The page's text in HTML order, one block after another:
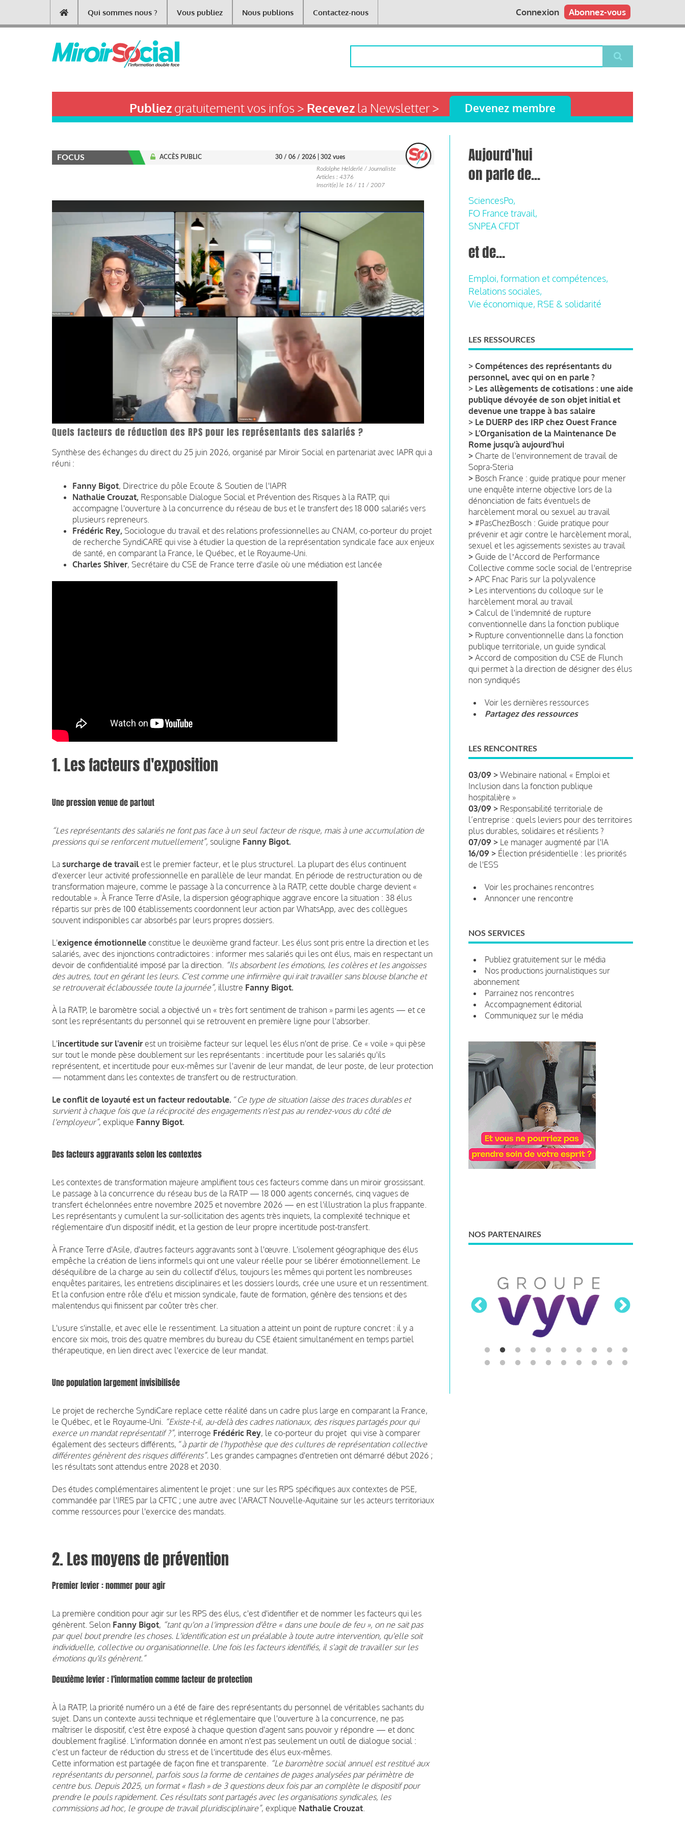
contenu
Main
navigation
Qui sommes nous ? Vous publiez Nous publions Contactez-nous Abonnez-vous
Connexion
Publiezgratuitement vos infos > Recevezla Newsletter > Devenez membre
FOCUS ACCÈS PUBLIC 30 / 06 / 2026
| 302 vues
Rodolphe Helderlé / Journaliste
Articles : 4376
Inscrit(e) le 16 / 11 / 2007
Quels facteurs de réduction des RPS pour les représentants des salariés ?
Synthèse des échanges du direct du 25 juin 2026, organisé par Miroir Social en partenariat avec IAPR qui a
réuni :
Fanny Bigot, Directrice du pôle Ecoute & Soutien de l'IAPR
Nathalie Crouzat, Responsable Dialogue Social et Prévention des Risques à la RATP, qui
accompagne l'ouverture à la concurrence du réseau de bus et le transfert des 18 000 salariés vers
plusieurs repreneurs.
Frédéric Rey, Sociologue du travail et des relations professionnelles au CNAM, co-porteur du projet
de recherche SyndiCARE qui vise à étudier la question de la représentation syndicale face aux enjeux
de santé, en comparant la France, le Québec, et le Royaume-Uni.
Charles Shiver, Secrétaire du CSE de France terre d'asile où une médiation est lancée
1. Les facteurs d'exposition
Une pression venue de partout
“Les représentants des salariés ne font pas face à un seul facteur de risque, mais à une accumulation de
pressions qui se renforcent mutuellement”, souligne Fanny Bigot.
La surcharge de travailest le premier facteur, et le plus structurel. La plupart des élus continuent
d'exercer leur activité professionnelle en parallèle de leur mandat. En période de restructuration ou de
transformation majeure, comme le passage à la concurrence à la RATP, cette double charge devient «
redoutable ». À France Terre d'Asile, la dispersion géographique aggrave encore la situation : 38 élus
répartis sur près de 100 établissements coordonnent leur action par WhatsApp, avec des collègues
souvent indisponibles car absorbés par leurs propres dossiers.
L'exigence émotionnelle constitue le deuxième grand facteur. Les élus sont pris entre la direction et les
salariés, avec des injonctions contradictoires : informer mes salariés qui les ont élus, mais en respectant un
devoir de confidentialité imposé par la direction. “Ils absorbent les émotions, les colères et les angoisses
des autres, tout en gérant les leurs. C'est comme une infirmière qui irait travailler sans blouse blanche et
se retrouverait éclaboussée toute la journée”, illustre Fanny Bigot.
À la RATP, le baromètre social a objectivé un « très fort sentiment de trahison » parmi les agents — et ce
sont les représentants du personnel qui se retrouvent en première ligne pour l'absorber.
L'incertitude sur l'avenir est un troisième facteur sur lequel les élus n'ont de prise. Ce « voile » qui pèse
sur tout le monde pèse doublement sur les représentants : incertitude pour les salariés qu'ils
représentent, et incertitude pour eux-mêmes sur l'avenir de leur mandat, de leur poste, de leur protection
— notamment dans les contextes de transfert ou de restructuration.
Le conflit de loyauté est un facteur redoutable. “Ce type de situation laisse des traces durables et
survient à chaque fois que la réciprocité des engagements n'est pas au rendez-vous du côté de
l'employeur”, explique Fanny Bigot.
Des facteurs aggravants selon les contextes
Les contextes de transformation majeure amplifient tous ces facteurs comme dans un miroir grossissant.
Le passage à la concurrence du réseau bus de la RATP — 18 000 agents concernés, cinq vagues de
transfert échelonnées entre novembre 2025 et novembre 2026 — en est l'illustration la plus frappante.
Les représentants y cumulent la sur-sollicitation des agents très inquiets, la complexité technique et
réglementaire d'un dispositif inédit, et la gestion de leur propre incertitude post-transfert.
À France Terre d'Asile, d'autres facteurs aggravants sont à l'œuvre. L'isolement géographique des élus
empêche la création de liens informels qui ont une valeur réelle pour se libérer émotionnellement. Le
déséquilibre de la charge au sein du collectif d'élus, toujours les mêmes qui portent les nombreuses
enquêtes paritaires, les entretiens disciplinaires et les dossiers lourds, crée une usure et un ressentiment.
Et la confusion entre rôle d'élu et mission syndicale, faute de formation, génère des tensions et des
malentendus qui finissent par coûter très cher.
L'usure s'installe, et avec elle le ressentiment. La situation a atteint un point de rupture concret : il y a
encore six mois, trois des quatre membres du bureau du CSE étaient simultanément en temps partiel
thérapeutique, en lien direct avec l'exercice de leur mandat.
Une population largement invisibilisée
Le projet de recherche SyndiCare replace cette réalité dans un cadre plus large en comparant la France,
le Québec, et le Royaume-Uni. “Existe-t-il, au-delà des cadres nationaux, des risques partagés pour qui
exerce un mandat représentatif ?”, interroge Frédéric Rey, le co-porteur du projet qui vise à comparer
également des secteurs différents, “à partir de l'hypothèse que des cultures de représentation collective
différentes génèrent des risques différents”. Les grandes campagnes d'entretien ont démarré début 2026 ;
les résultats sont attendus entre 2028 et 2030.
Des études complémentaires alimentent le projet : une sur les RPS spécifiques aux contextes de PSE,
commandée par l'IRES par la CFTC ; une autre avec l'ARACT Nouvelle-Aquitaine sur les acteurs territoriaux
comme ressources pour l'exercice des mandats.
2. Les moyens de prévention
Premier levier : nommer pour agir
La première condition pour agir sur les RPS des élus, c'est d'identifier et de nommer les facteurs qui les
génèrent. Selon Fanny Bigot, “tant qu'on a l'impression d'être « dans une boule de feu », on ne sait pas
par quel bout prendre les choses. L'identification est un préalable à toute autre intervention, qu'elle soit
individuelle, collective ou organisationnelle. Une fois les facteurs identifiés, il s'agit de travailler sur les
émotions qu'ils génèrent.”
Deuxième levier : l'information comme facteur de protection
À la RATP, la priorité numéro un a été de faire des représentants du personnel de véritables sachants du
sujet. Dans un contexte aussi technique et réglementaire que l'ouverture à la concurrence, ne pas
maîtriser le dispositif, c'est être exposé à chaque question d'agent sans pouvoir y répondre — et donc
doublement fragilisé. L'information donnée en amont n'est pas seulement un outil de dialogue social :
c'est un facteur de réduction du stress et de l'incertitude des élus eux-mêmes.
Cette information est partagée de façon fine et transparente. “Le baromètre social annuel est restitué aux
représentants du personnel, parfois sous la forme de centaines de pages analysées par périmètre de
centre bus. Depuis 2025, un format « flash » de 3 questions deux fois par an complète le dispositif pour
prendre le pouls rapidement. Ces résultats sont partagés avec les organisations syndicales, les
commissions ad hoc, le groupe de travail pluridisciplinaire”, explique Nathalie Crouzat
Aujourd'hui
on parle de...
SciencesPo,
FO France travail,
SNPEA CFDT
et de...
Emploi, formation et compétences,
Relations sociales,
Vie économique, RSE & solidarité
LES RESSOURCES
> Compétences des représentants du
personnel, avec qui on en parle ?
> Les allègements de cotisations : une aide
publique dévoyée de son objet initial et
devenue une trappe à bas salaire
> Le DUERP des IRP chez Ouest France
> L’Organisation de la Maintenance De
Rome jusqu’à aujourd’hui
> Charte de l'environnement de travail de
Sopra-Steria
> Bosch France : guide pratique pour mener
une enquête interne objective lors de la
dénonciation de faits éventuels de
harcèlement moral ou sexuel au travail
> #PasChezBosch : Guide pratique pour
prévenir et agir contre le harcèlement moral,
sexuel et les agissements sexistes au travail
> Guide de lʼAccord de Performance
Collective comme socle social de l'entreprise
> APC Fnac Paris sur la polyvalence
> Les interventions du colloque sur le
harcèlement moral au travail
> Calcul de l'indemnité de rupture
conventionnelle dans la fonction publique
> Rupture conventionnelle dans la fonction
publique territoriale, un guide syndical
> Accord de composition du CSE de Flunch
qui permet à la direction de désigner des élus
non syndiqués
Voir les dernières ressources
Partagez des ressources
LES RENCONTRES
03/09 > Webinaire national « Emploi et
Inclusion dans la fonction publique
hospitalière »
03/09 > Responsabilité territoriale de
l’entreprise : quels leviers pour des territoires
plus durables, solidaires et résilients ?
07/09 > Le manager augmenté par l'IA
16/09 > Élection présidentielle : les priorités
de l'ESS
Voir les prochaines rencontres
Annoncer une rencontre
NOS SERVICES
Publiez gratuitement sur le média
Nos productions journalistiques sur
abonnement
Parrainez nos rencontres
Accompagnement éditorial
Communiquez sur le média
NOS PARTENAIRES